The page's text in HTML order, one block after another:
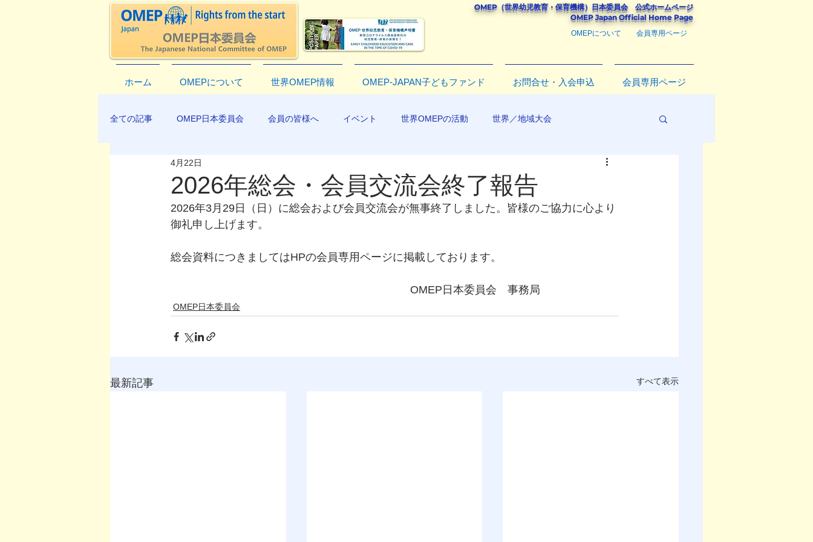
OMEP（世界幼児教育・保育機構） 日本委員会公式ホームページ
​OMEP Japan Official Home Page
OMEPについて 会員専用ページ
ホーム OMEPについて 世界OMEP情報 OMEP-JAPAN子どもファンド お問合せ・入会申込 会員専用ページ
全ての記事 OMEP日本委員会 会員の皆様へ イベント 世界OMEPの活動 世界／地域大会
EXCO-COMMUNICATION
2026年総会・会員交流会終了報告
4月22日
2026年3月29日（日）に総会および会員交流会が無事終了しました。皆様のご協力に心より
御礼申し上げます。
総会資料につきましてはHPの会員専用ページに掲載しております。
OMEP日本委員会　事務局
OMEP日本委員会
最新記事 すべて表示